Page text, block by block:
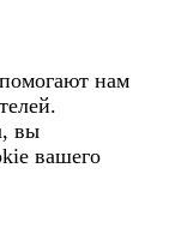
нам
вы
вашего